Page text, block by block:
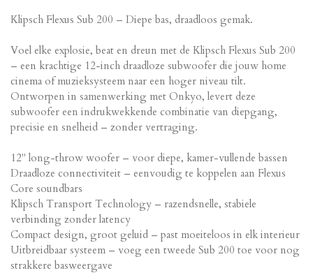
Klipsch Flexus Sub 200 – Diepe bas, draadloos gemak.
Voel elke explosie, beat en dreun met de Klipsch Flexus Sub 200
– een krachtige 12-inch draadloze subwoofer die jouw home
cinema of muzieksysteem naar een hoger niveau tilt.
Ontworpen in samenwerking met Onkyo, levert deze
subwoofer een indrukwekkende combinatie van diepgang,
precisie en snelheid – zonder vertraging.
12" long-throw woofer – voor diepe, kamer-vullende bassen
Draadloze connectiviteit – eenvoudig te koppelen aan Flexus
Core soundbars
Klipsch Transport Technology – razendsnelle, stabiele
verbinding zonder latency
Compact design, groot geluid – past moeiteloos in elk interieur
Uitbreidbaar systeem – voeg een tweede Sub 200 toe voor nog
strakkere basweergave